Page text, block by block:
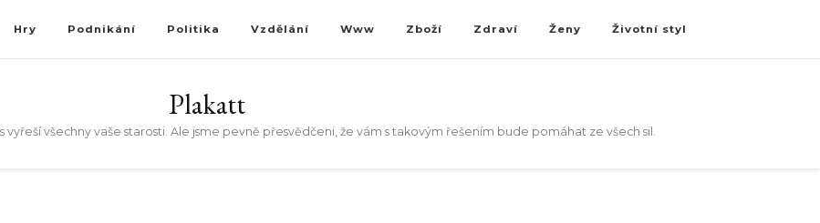
Hry Podnikání Politika Vzdělání Www Zboží Zdraví Ženy Životní styl
Plakatt
všechny vaše starosti. Ale jsme pevně přesvědčeni, že vám s takovým řešením bude pomáhat ze všech sil.